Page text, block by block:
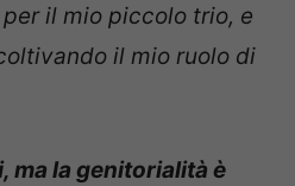
il mio piccolo trio, e
il mio ruolo di
ma la genitorialità è